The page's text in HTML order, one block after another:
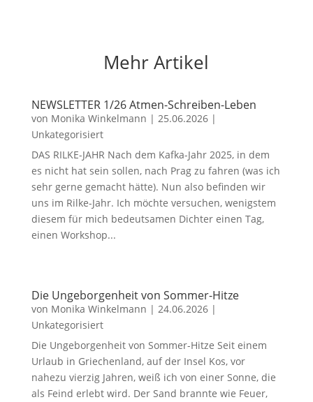
Mehr Artikel
NEWSLETTER 1/26 Atmen-Schreiben-Leben
von Monika Winkelmann | 25.06.2026|
Unkategorisiert
DAS RILKE-JAHR Nach dem Kafka-Jahr 2025, in dem
es nicht hat sein sollen, nach Prag zu fahren (was ich
sehr gerne gemacht hätte). Nun also befinden wir
uns im Rilke-Jahr. Ich möchte versuchen, wenigstem
diesem für mich bedeutsamen Dichter einen Tag,
einen Workshop...
Die Ungeborgenheit von Sommer-Hitze
von Monika Winkelmann | 24.06.2026|
Unkategorisiert
Die Ungeborgenheit von Sommer-Hitze Seit einem
Urlaub in Griechenland, auf der Insel Kos, vor
nahezu vierzig Jahren, weiß ich von einer Sonne, die
als Feind erlebt wird. Der Sand brannte wie Feuer,